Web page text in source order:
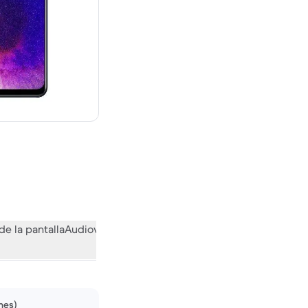
vale 592,70 €
la pantallaAudiovisual